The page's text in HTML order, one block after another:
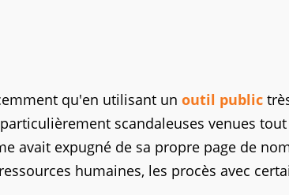
qu'en utilisant un outil public
scandaleuses venues
avait expugné de sa propre page de
humaines, les procès avec